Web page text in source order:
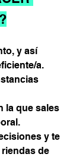
y así
a.
la que sales
y te
de